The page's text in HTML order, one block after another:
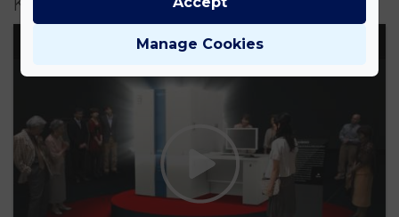
Manage Cookies